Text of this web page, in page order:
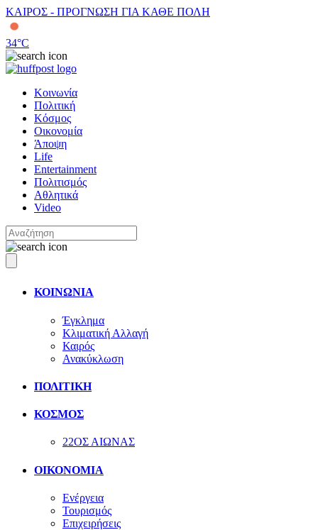
ΚΑΙΡΟΣ - ΠΡΟΓΝΩΣΗ ΓΙΑ ΚΑΘΕ ΠΟΛΗ
34°C
Κοινωνία
Πολιτική
Κόσμος
Οικονομία
Άποψη
Life
Entertainment
Πολιτισμός
Αθλητικά
Video
ΚΟΙΝΩΝΙΑ
Έγκλημα
Κλιματική Αλλαγή
Καιρός
Ανακύκλωση
ΠΟΛΙΤΙΚΗ
ΚΟΣΜΟΣ
22ΟΣ ΑΙΩΝΑΣ
ΟΙΚΟΝΟΜΙΑ
Ενέργεια
Τουρισμός
Επιχειρήσεις